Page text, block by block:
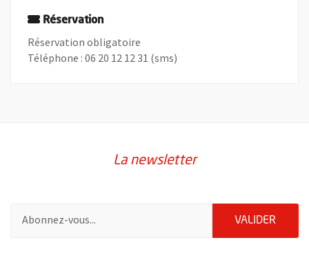
Réservation
Réservation obligatoire
Téléphone : 06 20 12 12 31 (sms)
La newsletter
VALIDER